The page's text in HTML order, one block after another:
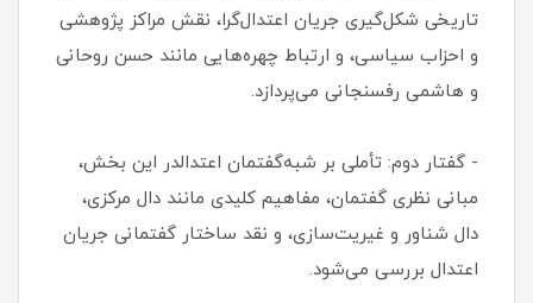
تاریخی شکل‌گیری جریان اعتدال‌گرا، نقش مراکز پژوهشی
و احزاب سیاسی، و ارتباط چهره‌هایی مانند حسن روحانی
و هاشمی رفسنجانی می‌پردازد.
- گفتار دوم: تأملی بر شبه‌گفتمان اعتدالدر این بخش،
مبانی نظری گفتمان، مفاهیم کلیدی مانند دال مرکزی،
دال شناور و غیریت‌سازی، و نقد ساختار گفتمانی جریان
اعتدال بررسی می‌شود.